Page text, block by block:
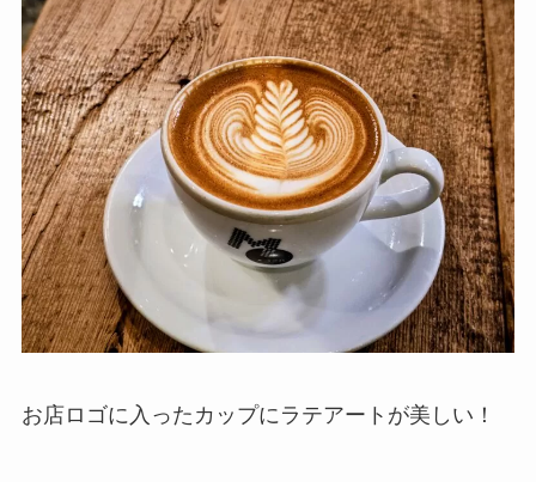
お店ロゴに入ったカップにラテアートが美しい！